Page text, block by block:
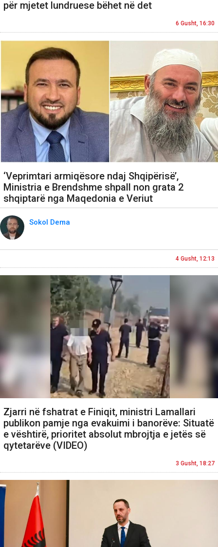
për mjetet lundruese bëhet në det
6 Gusht, 16:30
‘Veprimtari armiqësore ndaj Shqipërisë’,
Ministria e Brendshme shpall non grata 2
shqiptarë nga Maqedonia e Veriut
Sokol Dema
4 Gusht, 12:13
Zjarri në fshatrat e Finiqit, ministri Lamallari
publikon pamje nga evakuimi i banorëve: Situatë
e vështirë, prioritet absolut mbrojtja e jetës së
qytetarëve (VIDEO)
3 Gusht, 18:27